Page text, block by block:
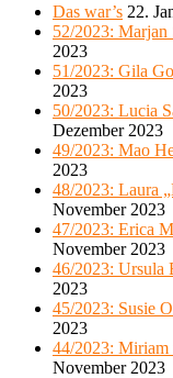
Das war’s 22.
52/2023: Marjan
2023
51/2023: Gila
2023
50/2023: Lucia
Dezember 2023
49/2023: Mao
2023
48/2023: Laura
November 2023
47/2023: Erica
November 2023
46/2023: Ursula
2023
45/2023: Susie
2023
44/2023: Miriam
November 2023